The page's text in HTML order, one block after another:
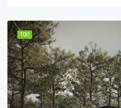
ТОП